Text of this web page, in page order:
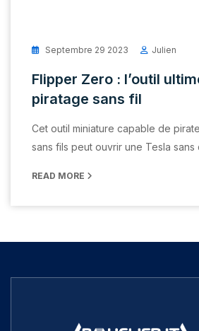
Septembre 29 2023 Julien
Flipper Zero : l’outil
piratage sans fil
Cet outil miniature capable de
sans fils peut ouvrir une Tesla sans
READ MORE